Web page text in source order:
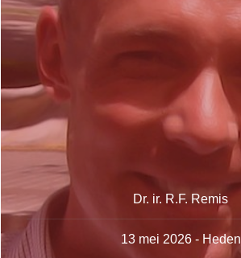
Dr. ir. R.F. Remis
13 mei 2026 - Heden